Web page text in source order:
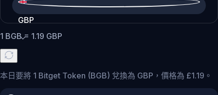
GBP
1 BGB= 1.19 GBP
本日要將 1 Bitget Token (BGB) 兌換為 GBP，價格為 £1.19。